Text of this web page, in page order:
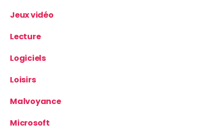
Jeux vidéo
Lecture
Logiciels
Loisirs
Malvoyance
Microsoft